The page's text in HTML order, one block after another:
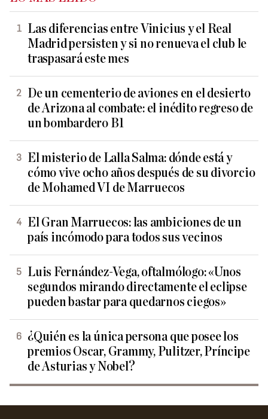
Las diferencias entre Vinicius y el Real
Madrid persisten y si no renueva el club le
traspasará este mes
De un cementerio de aviones en el desierto
de Arizona al combate: el inédito regreso de
un bombardero B1
El misterio de Lalla Salma: dónde está y
cómo vive ocho años después de su divorcio
de Mohamed VI de Marruecos
El Gran Marruecos: las ambiciones de un
país incómodo para todos sus vecinos
Luis Fernández-Vega, oftalmólogo: «Unos
segundos mirando directamente el eclipse
pueden bastar para quedarnos ciegos»
¿Quién es la única persona que posee los
premios Oscar, Grammy, Pulitzer, Príncipe
de Asturias y Nobel?